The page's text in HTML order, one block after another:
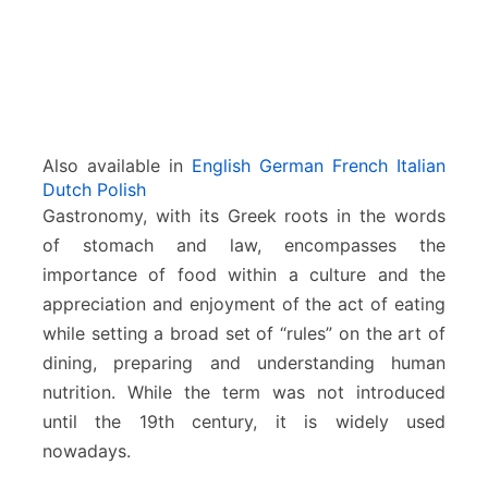
Also available in English German French Italian
Dutch Polish
Gastronomy, with its Greek roots in the words
of stomach and law, encompasses the
importance of food within a culture and the
appreciation and enjoyment of the act of eating
while setting a broad set of “rules” on the art of
dining, preparing and understanding human
nutrition. While the term was not introduced
until the 19th century, it is widely used
nowadays.